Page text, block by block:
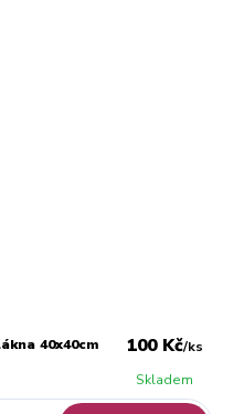
40x40cm 100 Kč/ks
Skladem